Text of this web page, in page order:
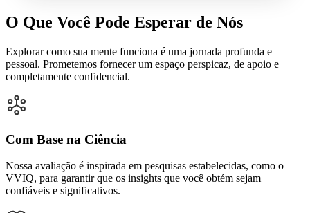
O Que Você Pode Esperar de Nós
Explorar como sua mente funciona é uma jornada profunda e
pessoal. Prometemos fornecer um espaço perspicaz, de apoio e
completamente confidencial.
Com Base na Ciência
Nossa avaliação é inspirada em pesquisas estabelecidas, como o
VVIQ, para garantir que os insights que você obtém sejam
confiáveis e significativos.